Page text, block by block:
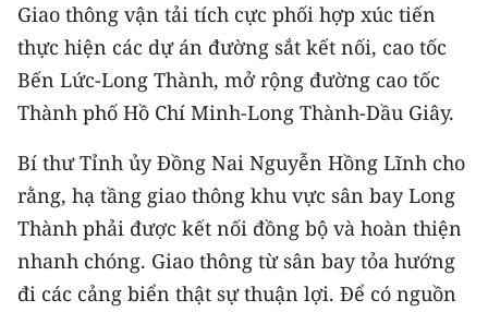
Giao thông vận tải tích cực phối hợp xúc tiến
thực hiện các dự án đường sắt kết nối, cao tốc
Bến Lức-Long Thành, mở rộng đường cao tốc
Thành phố Hồ Chí Minh-Long Thành-Dầu Giây.
Bí thư Tỉnh ủy Đồng Nai Nguyễn Hồng Lĩnh cho
rằng, hạ tầng giao thông khu vực sân bay Long
Thành phải được kết nối đồng bộ và hoàn thiện
nhanh chóng. Giao thông từ sân bay tỏa hướng
đi các cảng biển thật sự thuận lợi. Để có nguồn